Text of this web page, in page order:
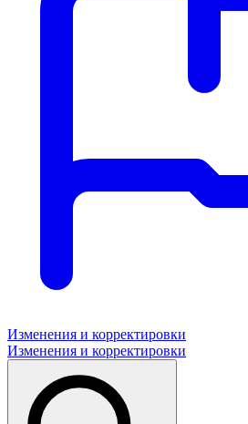
Изменения и корректировки
Изменения и корректировки